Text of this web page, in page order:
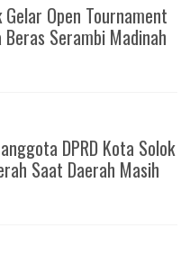
Gelar Open Tournament
Serambi Madinah
DPRD Kota Solok
Saat Daerah Masih